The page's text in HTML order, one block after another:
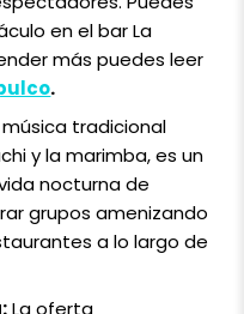
en el bar La
más puedes leer
.
música tradicional
y la marimba, es un
nocturna de
grupos amenizando
a lo largo de
La oferta